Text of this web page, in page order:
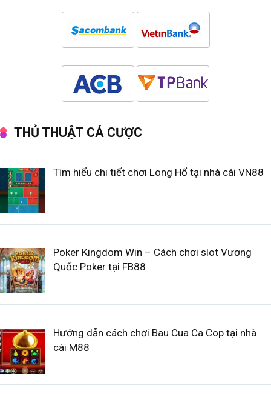
THỦ THUẬT CÁ CƯỢC
Tìm hiểu chi tiết chơi Long Hổ tại nhà cái VN88
Poker Kingdom Win – Cách chơi slot Vương
Quốc Poker tại FB88
Hướng dẫn cách chơi Bau Cua Ca Cop tại nhà
cái M88